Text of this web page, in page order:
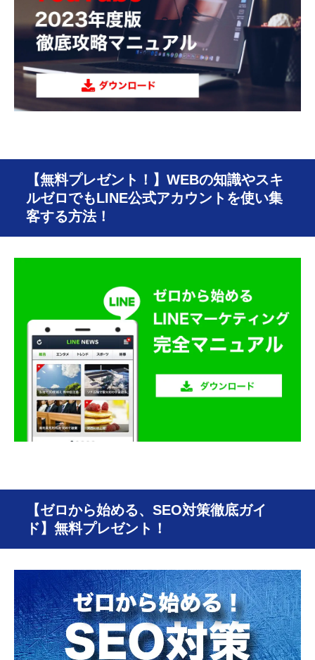
【無料プレゼント！】WEBの知識やスキ
ルゼロでもLINE公式アカウントを使い集
客する方法！
【ゼロから始める、SEO対策徹底ガイ
ド】無料プレゼント！